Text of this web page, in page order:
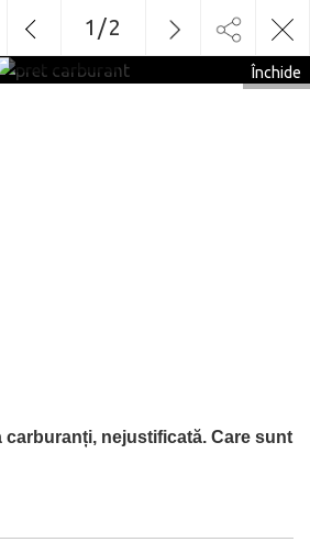
carburanți, nejustificată. Care sunt
Închide
1 /2